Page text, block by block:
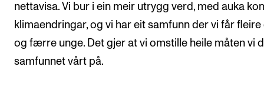
nettavisa. Vi bur i ein meir utrygg verd, med auka
klimaendringar, og vi har eit samfunn der vi får fleire
og færre unge. Det gjer at vi omstille heile måten vi
samfunnet vårt på.